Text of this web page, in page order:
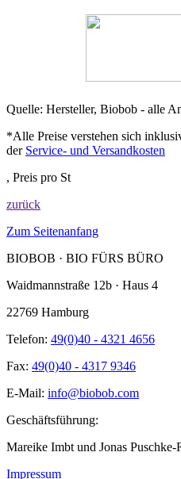
Quelle: Hersteller, Biobob - alle
*Alle Preise verstehen sich
der Service- und Versandkosten
, Preis pro St
zurück
Zum Seitenanfang
BIOBOB · BIO FÜRS BÜRO
Waidmannstraße 12b · Haus 4
22769 Hamburg
Telefon: 49(0)40 - 4321 4656
Fax: 49(0)40 - 4317 9346
E-Mail: info@biobob.com
Geschäftsführung:
Mareike Imbt und Jonas Puschke-
Impressum